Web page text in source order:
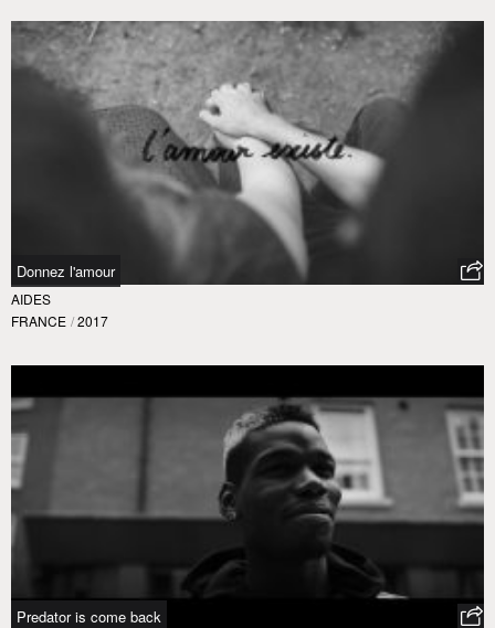
Donnez l'amour
AIDES
FRANCE / 2017
Predator is come back